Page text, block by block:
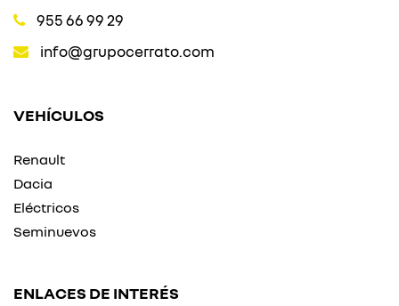
955 66 99 29
info@grupocerrato.com
VEHÍCULOS
Renault
Dacia
Eléctricos
Seminuevos
ENLACES DE INTERÉS